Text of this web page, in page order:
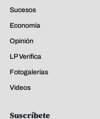
Sucesos
Economía
Opinión
LP Verifica
Fotogalerías
Videos
Suscríbete